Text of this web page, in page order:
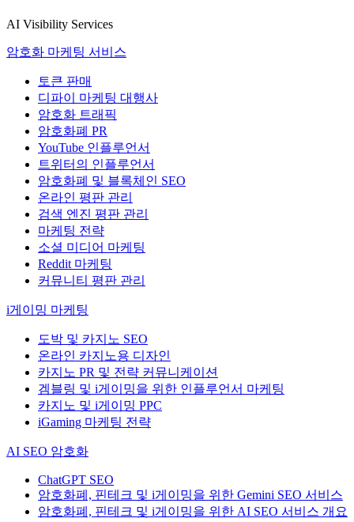
AI Visibility Services
암호화 마케팅 서비스
토큰 판매
디파이 마케팅 대행사
암호화 트래픽
암호화폐 PR
YouTube 인플루언서
트위터의 인플루언서
암호화폐 및 블록체인 SEO
온라인 평판 관리
검색 엔진 평판 관리
마케팅 전략
소셜 미디어 마케팅
Reddit 마케팅
커뮤니티 평판 관리
i게이밍 마케팅
도박 및 카지노 SEO
온라인 카지노용 디자인
카지노 PR 및 전략 커뮤니케이션
겜블링 및 i게이밍을 위한 인플루언서 마케팅
카지노 및 i게이밍 PPC
iGaming 마케팅 전략
AI SEO 암호화
ChatGPT SEO
암호화폐, 핀테크 및 i게이밍을 위한 Gemini SEO 서비스
암호화폐, 핀테크 및 i게이밍을 위한 AI SEO 서비스 개요